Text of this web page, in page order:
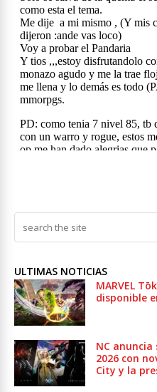
ULTIMAS NOTICIAS
MARVEL
disponible
NC anuncia
2026 con
City y la